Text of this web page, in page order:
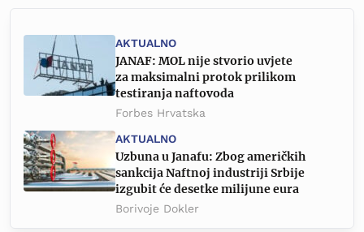
AKTUALNO
JANAF: MOL nije stvorio uvjete
za maksimalni protok prilikom
testiranja naftovoda
Forbes Hrvatska
AKTUALNO
Uzbuna u Janafu: Zbog američkih
sankcija Naftnoj industriji Srbije
izgubit će desetke milijune eura
Borivoje Dokler